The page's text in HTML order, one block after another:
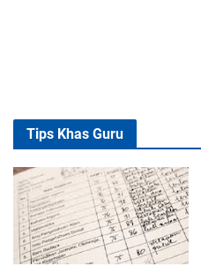
Tips Khas Guru